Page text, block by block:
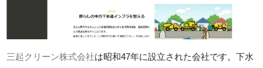
三起クリーン株式会社は昭和47年に設立された会社です。下水